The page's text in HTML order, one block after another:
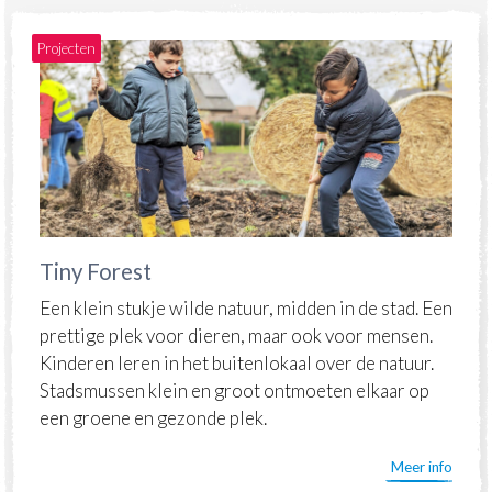
Projecten
Tiny Forest
Een klein stukje wilde natuur, midden in de stad. Een
prettige plek voor dieren, maar ook voor mensen.
Kinderen leren in het buitenlokaal over de natuur.
Stadsmussen klein en groot ontmoeten elkaar op
een groene en gezonde plek.
Meer info